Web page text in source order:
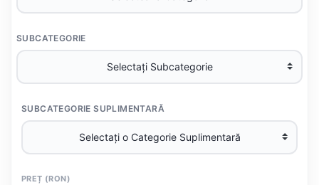
SUBCATEGORIE
SUBCATEGORIE SUPLIMENTARĂ
PREȚ (RON)